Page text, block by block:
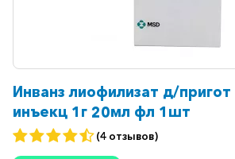
Инванз лиофилизат д/
инъекц 1г 20мл фл 1шт
(4 отзывов)